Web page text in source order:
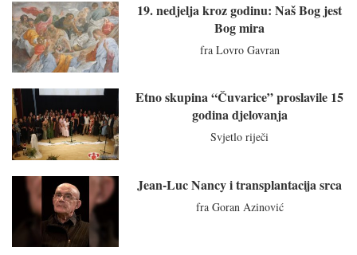
19. nedjelja kroz godinu: Naš Bog jest
Bog mira
fra Lovro Gavran
Etno skupina “Čuvarice” proslavile 15
godina djelovanja
Svjetlo riječi
Jean-Luc Nancy i transplantacija srca
fra Goran Azinović